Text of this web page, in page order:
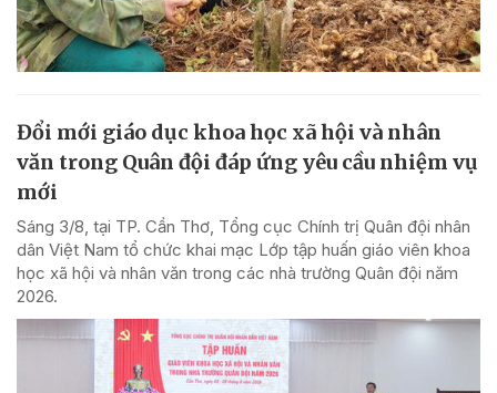
Đổi mới giáo dục khoa học xã hội và nhân
văn trong Quân đội đáp ứng yêu cầu nhiệm vụ
mới
Sáng 3/8, tại TP. Cần Thơ, Tổng cục Chính trị Quân đội nhân
dân Việt Nam tổ chức khai mạc Lớp tập huấn giáo viên khoa
học xã hội và nhân văn trong các nhà trường Quân đội năm
2026.